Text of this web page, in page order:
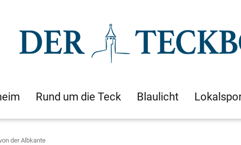
Rund um die Teck Blaulicht
der Albkante